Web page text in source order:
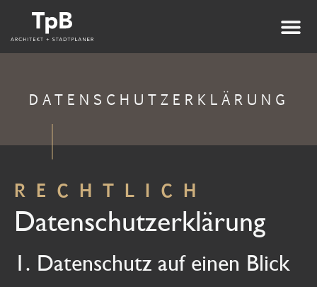
DATENSCHUTZERKLÄRUNG
RECHTLICH
Datenschutz­erklärung
1. Datenschutz auf einen Blick